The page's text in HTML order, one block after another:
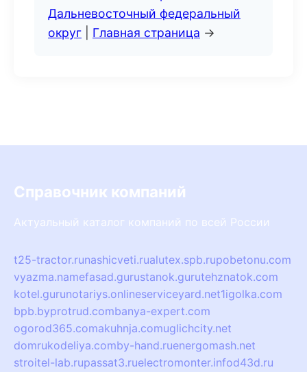
Дальневосточный федеральный
округ
Главная страница →
Справочник компаний
Актуальный каталог компаний по всей России
t25-tractor.runashicveti.rualutex.spb.rupobetonu.com
vyazma.namefasad.gurustanok.gurutehznatok.com
kotel.gurunotariys.onlineserviceyard.net1igolka.com
bpb.byprotrud.combanya-expert.com
ogorod365.comakuhnja.comuglichcity.net
domrukodeliya.comby-hand.ruenergomash.net
stroitel-lab.rupassat3.ruelectromonter.infod43d.ru